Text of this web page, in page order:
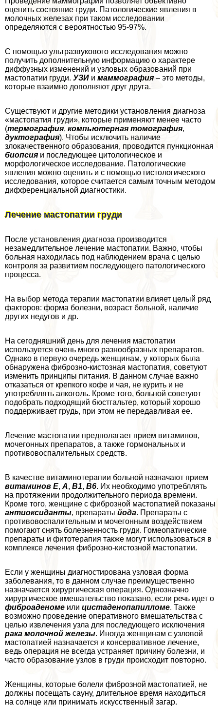
оценить состояние гpyди. Патологические явления в
молочных железах при таком исследовании
определяются с вероятностью 95-97%.
С помощью ультразвукового исследования можно
получить дополнительную информацию о хаpaктере
диффузных изменений и узловых образований при
мастопатии гpyди. УЗИ и маммография – это методы,
которые взаимно дополняют друг друга.
Существуют и другие методики установления диагноза
«мастопатия гpyди», которые применяют менее часто
(термография, компьютерная томография,
дуктография). Чтобы исключить наличие
злокачественного образования, проводится пункционная
биопсия и последующее цитологическое и
морфологическое исследование. Патологические
явления можно оценить и с помощью гистологического
исследования, которое считается самым точным методом
дифференциальной диагностики.
Лечение мастопатии гpyди
После установления диагноза производится
незамедлительное лечение мастопатии. Важно, чтобы
больная находилась под наблюдением врача с целью
контроля за развитием последующего патологического
процесса.
На выбор метода терапии мастопатии влияет целый ряд
факторов: форма болезни, возраст больной, наличие
других недугов и др.
На сегодняшний день для лечения мастопатии
используется очень много разнообразных препаратов.
Однако в первую очередь женщинам, у которых была
обнаружена фиброзно-кистозная мастопатия, советуют
изменить принципы питания. В данном случае важно
отказаться от крепкого кофе и чая, не курить и не
употрeбллять алкоголь. Кроме того, больной советуют
подобрать подходящий бюcтгальтер, который хорошо
поддерживает гpyдь, при этом не передавливая ее.
Лечение мастопатии предполагает прием витаминов,
мочегонных препаратов, а также гормональных и
противовоспалительных средств.
В качестве витаминотерапии больной назначают прием
витаминов Е, А, В1, В6. Их необходимо употрeбллять
на протяжении продолжительного периода времени.
Кроме того, женщине с фиброзной мастопатией показаны
антиоксиданты, препараты йода. Препараты с
противовоспалительным и мочегонным воздействием
помогают снять болезненность гpyди. Гомеопатические
препараты и фитотерапия также могут использоваться в
комплексе лечения фиброзно-кистозной мастопатии.
Если у женщины диагностирована узловая форма
заболевания, то в данном случае преимущественно
назначается хирургическая операция. Однозначно
хирургическое вмешательство показано, если речь идет о
фиброаденоме или цистаденопапилломе. Также
возможно проведение оперативного вмешательства с
целью извлечения узла для последующего исключения
paка молочной железы. Иногда женщинам с узловой
мастопатией назначается и консервативное лечение,
ведь операция не всегда устраняет причину болезни, и
часто образование узлов в гpyди происходит повторно.
Женщины, которые болели фиброзной мастопатией, не
должны посещать сауну, длительное время находиться
на солнце или принимать искусственный загар.